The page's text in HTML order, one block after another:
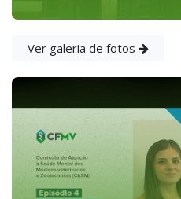
Ver galeria de fotos